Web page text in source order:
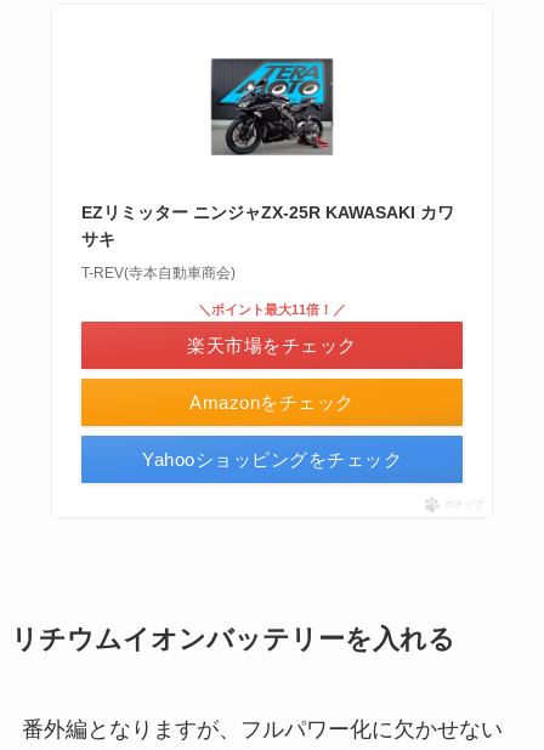
EZリミッター ニンジャZX-25R KAWASAKI カワ
サキ
T-REV(寺本自動車商会)
Amazonをチェック
＼ポイント最大11倍！／
楽天市場をチェック
Yahooショッピングをチェック
ポチップ
リチウムイオンバッテリーを入れる
番外編となりますが、フルパワー化に欠かせない